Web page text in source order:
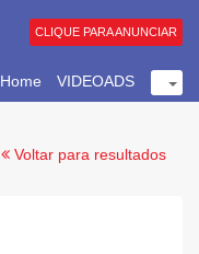
Home VIDEOADS
CLIQUE PARA ANUNCIAR
Voltar para resultados